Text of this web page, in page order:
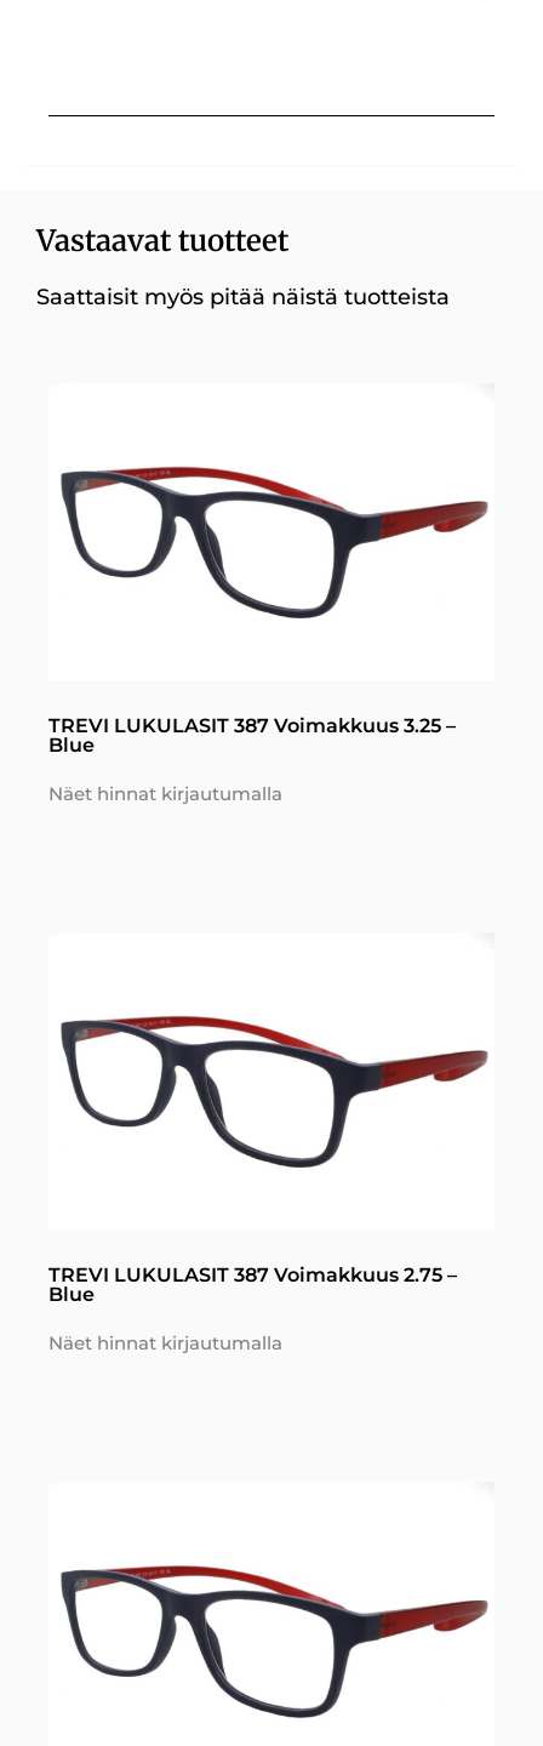
Vastaavat tuotteet
Saattaisit myös pitää näistä tuotteista
TREVI LUKULASIT 387 Voimakkuus 3.25 –
Blue
Näet hinnat kirjautumalla
TREVI LUKULASIT 387 Voimakkuus 2.75 –
Blue
Näet hinnat kirjautumalla